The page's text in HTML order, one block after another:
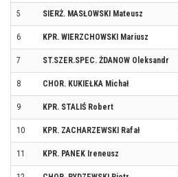
5 SIERŻ. MASŁOWSKI Mateusz
6 KPR. WIERZCHOWSKI Mariusz
7 ST.SZER.SPEC. ŻDANOW Oleksandr
8 CHOR. KUKIEŁKA Michał
9 KPR. STALIŚ Robert
10 KPR. ZACHARZEWSKI Rafał
11 KPR. PANEK Ireneusz